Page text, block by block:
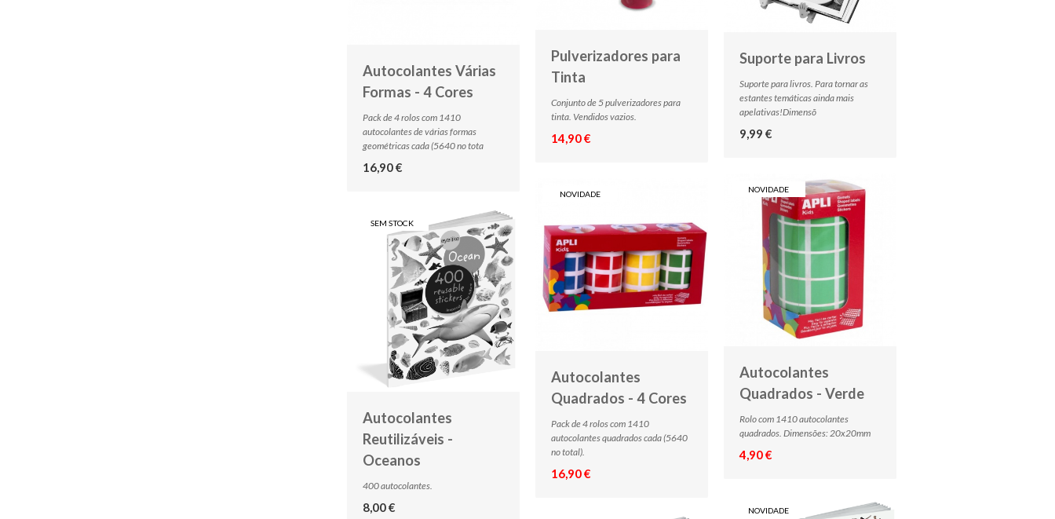
Pulverizadores para
Tinta
Conjunto de 5 pulverizadores para
tinta. Vendidos vazios.
14,90 €
Suporte para Livros
Suporte para livros. Para tornar as
estantes temáticas ainda mais
apelativas!Dimensõ
9,99 €
Autocolantes Várias
Formas - 4 Cores
Pack de 4 rolos com 1410
autocolantes de várias formas
geométricas cada (5640 no tota
16,90 €
NOVIDADE
Autocolantes
Quadrados - 4 Cores
Pack de 4 rolos com 1410
autocolantes quadrados cada (5640
no total).
16,90 €
NOVIDADE
Autocolantes
Quadrados - Verde
Rolo com 1410 autocolantes
quadrados. Dimensões: 20x20mm
4,90 €
SEM STOCK
Autocolantes
Reutilizáveis -
Oceanos
400 autocolantes.
8,00 € NOVIDADE